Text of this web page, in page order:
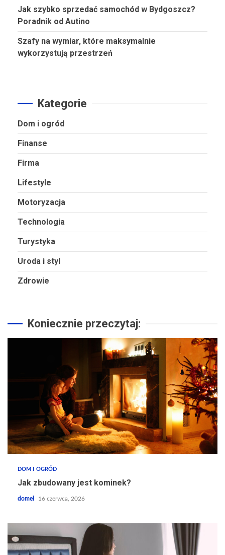
Jak szybko sprzedać samochód w Bydgoszcz?
Poradnik od Autino
Szafy na wymiar, które maksymalnie
wykorzystują przestrzeń
Kategorie
Dom i ogród
Finanse
Firma
Lifestyle
Motoryzacja
Technologia
Turystyka
Uroda i styl
Zdrowie
Koniecznie przeczytaj:
DOM I OGRÓD
Jak zbudowany jest kominek?
domel 16 czerwca, 2026